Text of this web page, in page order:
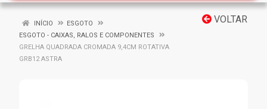
VOLTAR
INÍCIO
ESGOTO
ESGOTO - CAIXAS, RALOS E COMPONENTES
GRELHA QUADRADA CROMADA 9,4CM ROTATIVA
GRB12 ASTRA